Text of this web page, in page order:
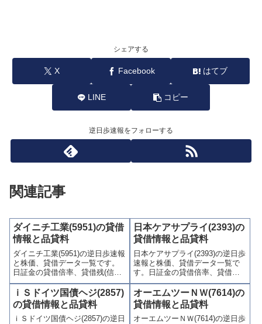
シェアする
X Facebook はてブ
LINE コピー
逆日歩速報をフォローする
関連記事
ダイニチ工業(5951)の貸借
情報と品貸料
ダイニチ工業(5951)の逆日歩速報
と株価、貸借データ一覧です。
日証金の貸借倍率、貸借残(信用
買残、信用売残)、品貸料(逆日
歩)、東証の週末残高、規制(注意
喚起・申込停止)など、空売り関
連情報を集計し、図解でわかり
やすくまとめて掲載していま
日本ケアサプライ(2393)の
貸借情報と品貸料
日本ケアサプライ(2393)の逆日歩
速報と株価、貸借データ一覧で
す。日証金の貸借倍率、貸借残
(信用買残、信用売残)、品貸料
(逆日歩)、東証の週末残高、規制
(注意喚起・申込停止)など、空売
り関連情報を集計し、図解でわ
かりやすくまとめて掲載してい
ｉＳドイツ国債ヘジ(2857)
の貸借情報と品貸料
ｉＳドイツ国債ヘジ(2857)の逆日
オーエムツーＮＷ(7614)の
貸借情報と品貸料
オーエムツーＮＷ(7614)の逆日歩